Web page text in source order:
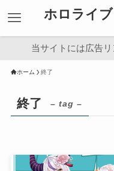
ホロライ
当サイトには広告
ホーム 終了
終了 – tag –